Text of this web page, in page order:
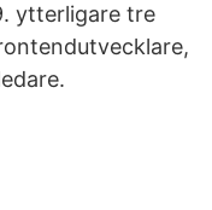
ytterligare tre